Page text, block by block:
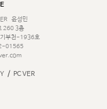
윤성민
260 3층
부천-1936호
01565
/ PC VER